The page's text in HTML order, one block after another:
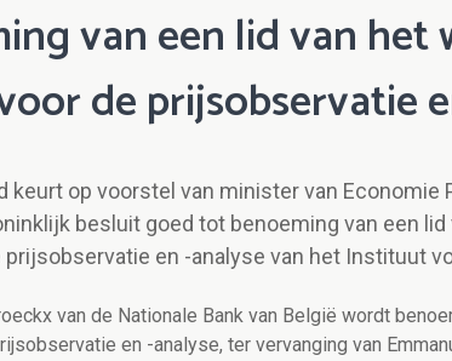
van een lid van
de prijsobservatie
keurt op voorstel van minister van Economie
besluit goed tot benoeming van een
en -analyse van het Instituut
van de Nationale Bank van België wordt
en -analyse, ter vervanging van